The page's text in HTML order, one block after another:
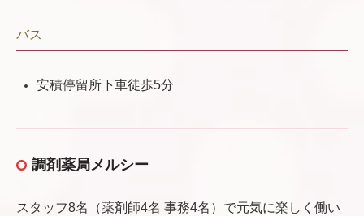
バス
安積停留所下車徒歩5分
調剤薬局メルシー
スタッフ8名（薬剤師4名 事務4名）で元気に楽しく働い